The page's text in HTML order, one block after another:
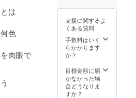
は
色
肉眼で
殊な
ニュー
集客で
きるよ
うに 指
導しま
す メー
お電話
にて日
程、会
場など
なりま
で、ス
タッフ
の皆様
で受け
る
人数×金
額がい
ります
〜内
支援に関するよ
くある質問
手数料はいく
らかかります
か？
目標金額に届
かなかった場
合どうなりま
すか？